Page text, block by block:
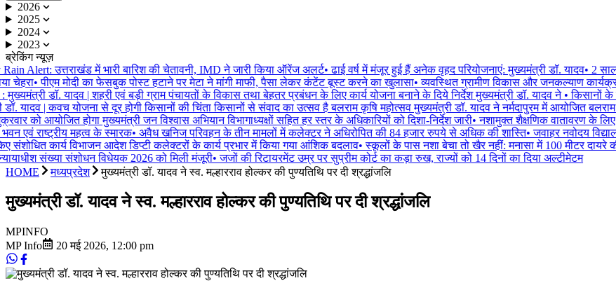
2026
2025
2024
2023
ब्रेकिंग न्यूज़
Alert: उत्तराखंड में भारी बारिश की चेतावनी, IMD ने जारी किया ऑरेंज अलर्ट•ढाई वर्ष में मंजूर हुई हैं अनेक वृहद परियोजनाएं: मुख्यमंत्री डॉ. यादव•2 साल
चेहरा•पीएम मोदी का फेसबुक पोस्ट हटाने पर मेटा ने मांगी माफी, पैसा लेकर कंटेंट बूस्ट करने का खुलासा•व्यवस्थित ग्रामीण विकास और जनकल्याण
डॉ. यादव | शहरी एवं बड़ी ग्राम पंचायतों के विकास तथा बेहतर प्रबंधन के लिए कार्य योजना बनाने के दिये निर्देश मुख्यमंत्री डॉ. यादव ने•किसानों के
यादव | कवच योजना से दूर होगी किसानों की चिंता किसानों से संवाद का उत्सव है बलराम कृषि महोत्सव मुख्यमंत्री डॉ. यादव ने नर्मदापुरम में आयोजित बलराम
को आयोजित होगा मुख्यमंत्री जन विश्वास अभियान विभागाध्यक्षों सहित हर स्तर के अधिकारियों को दिशा-निर्देश जारी•नशामुक्त शैक्षणिक वातावरण के लिए
एवं राष्ट्रीय महत्व के स्मारक•अवैध खनिज परिवहन के तीन मामलों में कलेक्टर ने अधिरोपित की 84 हजार रुपये से अधिक की शास्ति•जवाहर नवोदय
संशोधित कार्य विभाजन आदेश डिप्टी कलेक्टरों के कार्य प्रभार में किया गया आंशिक बदलाव•स्कूलों के पास नशा बेचा तो खैर नहीं: मनासा में 100 मीटर दायरे की
संख्या संशोधन विधेयक 2026 को मिली मंजूरी•जजों की रिटायरमेंट उम्र पर सुप्रीम कोर्ट का कड़ा रुख, राज्यों को 14 दिनों का दिया अल्टीमेटम
HOME
मध्यप्रदेश मुख्यमंत्री डॉ. यादव ने स्व. मल्हारराव होल्कर की पुण्यतिथि पर दी श्रद्धांजलि
मुख्यमंत्री डॉ. यादव ने स्व. मल्हारराव होल्कर की पुण्यतिथि पर दी श्रद्धांजलि
MPINFO
MP Info
20 मई 2026, 12:00 pm